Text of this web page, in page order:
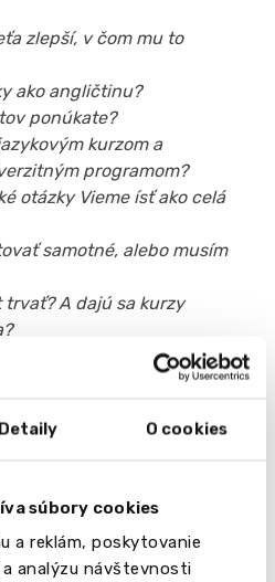
Detaily O cookies
súbory cookies
a reklám, poskytovanie
analýzu návštevnosti
zlepší, v čom mu to
ako angličtinu?
ponúkate?
kurzom a
programom?
otázky Vieme ísť ako celá
samotné, alebo musím
A dajú sa kurzy